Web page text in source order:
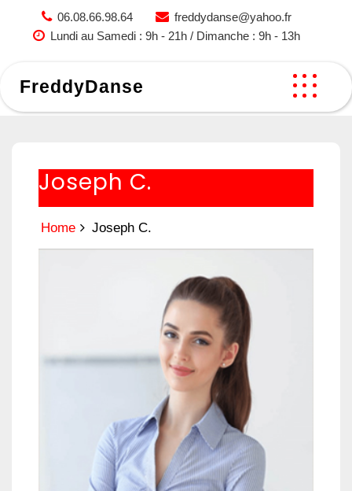
06.08.66.98.64
freddydanse@yahoo.fr
Lundi au Samedi : 9h - 21h / Dimanche : 9h - 13h
FreddyDanse
Joseph C.
Home Joseph C.